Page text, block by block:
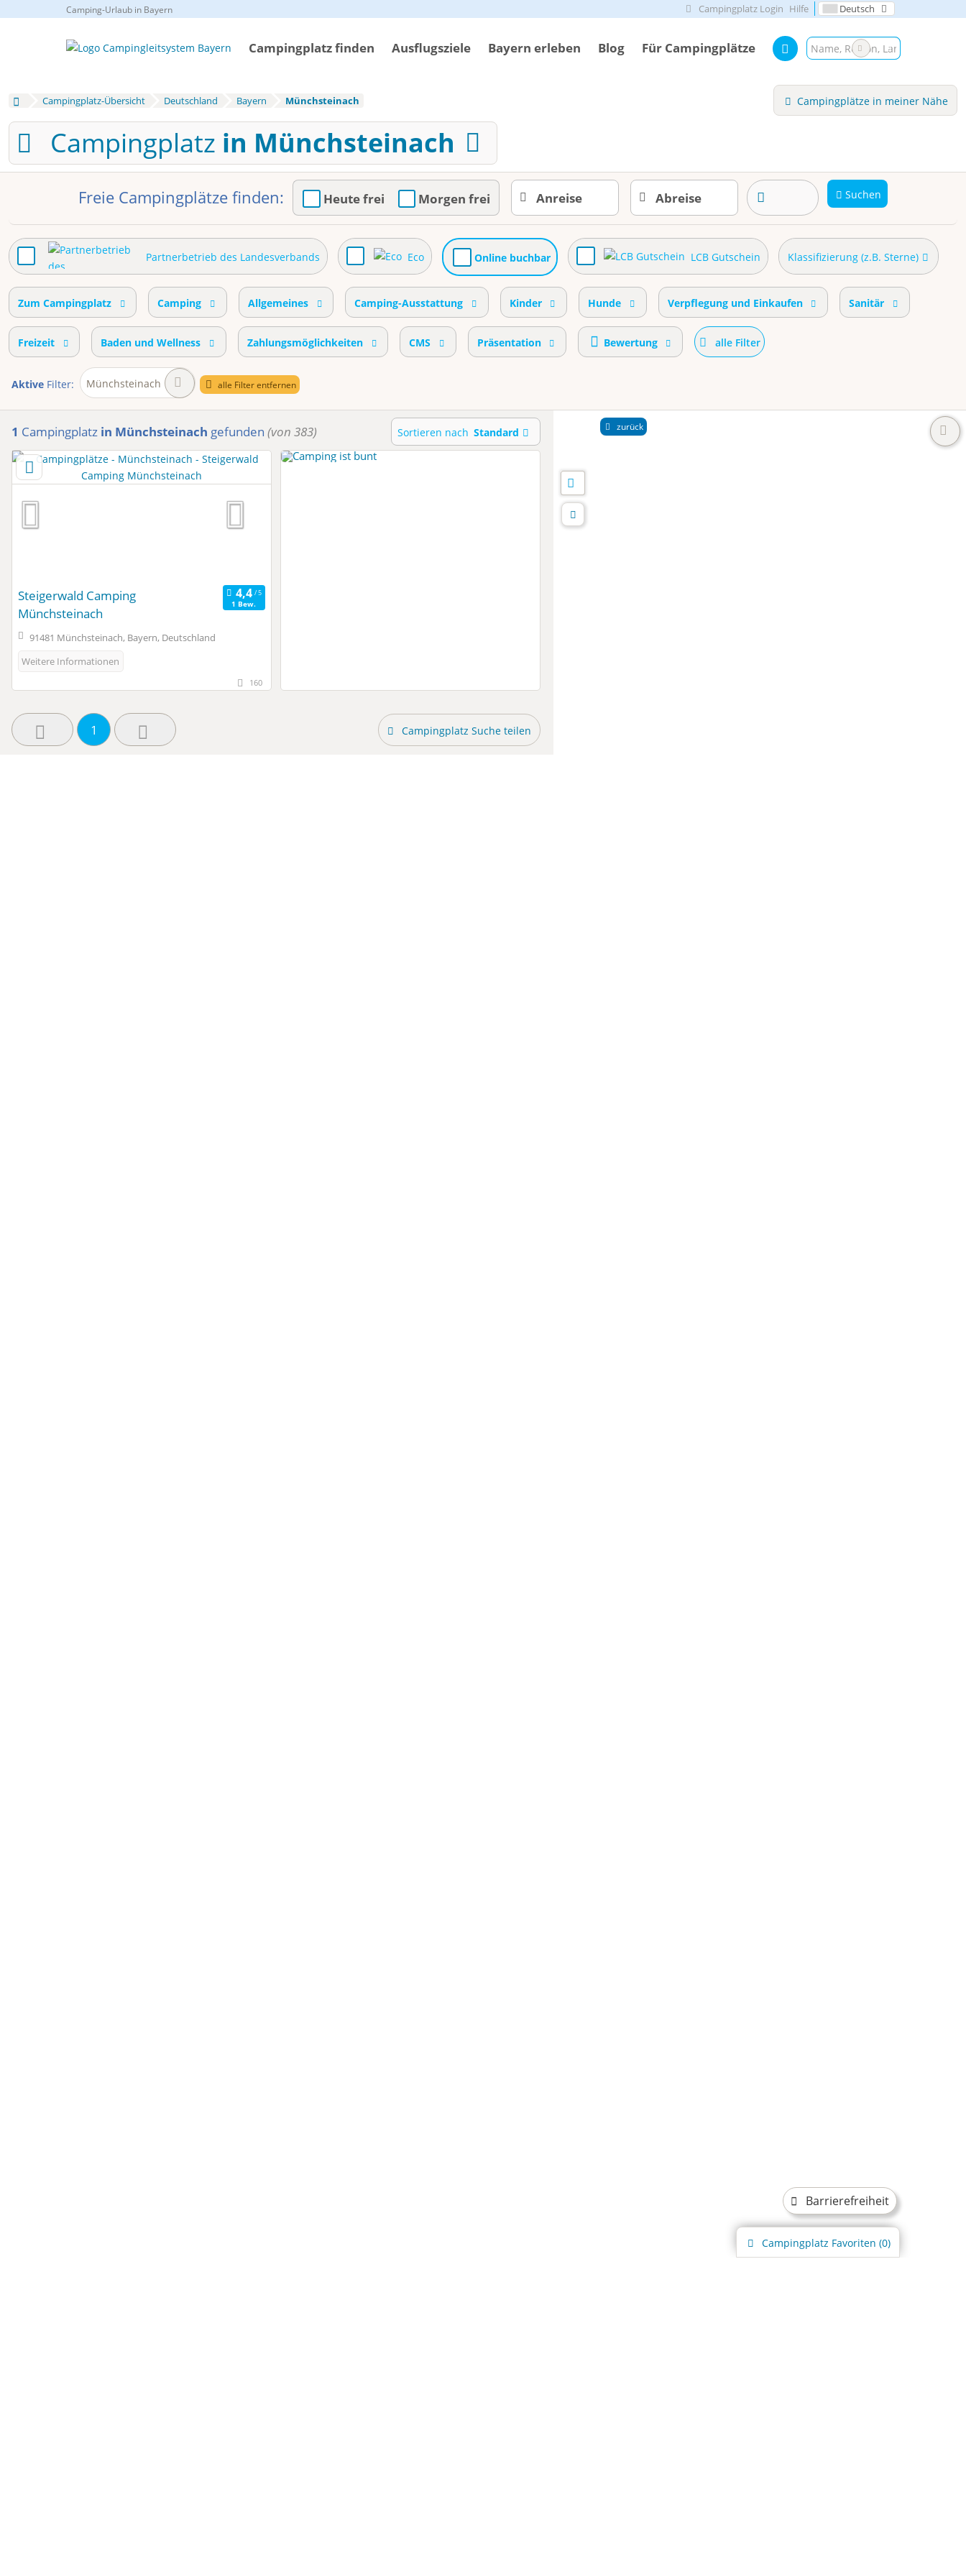
Camping-Urlaub in Bayern
Barrierefreiheit
Campingplatz Login Hilfe Deutsch
Campingplatz finden Ausflugsziele Bayern erleben Blog Für Campingplätze
Campingplatz-Übersicht Deutschland Bayern Münchsteinach Campingplätze in meiner Nähe
Campingplatz in Münchsteinach
Freie Campingplätze finden: Heute frei Morgen frei Suchen
Partnerbetrieb des Landesverbands Eco Online buchbar LCB Gutschein Klassifizierung (z.B. Sterne)
Zum Campingplatz Camping Allgemeines Camping-Ausstattung Kinder Hunde Verpflegung und Einkaufen Sanitär
Freizeit Baden und Wellness Zahlungsmöglichkeiten CMS Präsentation Bewertung alle Filter
Aktive Filter: Münchsteinach alle Filter entfernen
1 Campingplatz in Münchsteinach gefunden (von 383) Sortieren nach Standard
Steigerwald Camping
Münchsteinach
1 Bew.
91481 Münchsteinach, Bayern, Deutschland
Weitere Informationen
160
1 Campingplatz Suche teilen
Campingplatz Favoriten (0)
zurück